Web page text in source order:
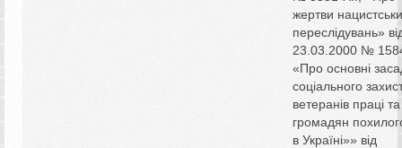
жертви
переслідувань»
23.03.2000 №
«Про основні
соціального
ветеранів праці
громадян
в Україні»» від